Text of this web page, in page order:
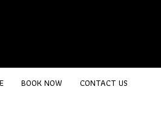
BOOK NOW CONTACT US